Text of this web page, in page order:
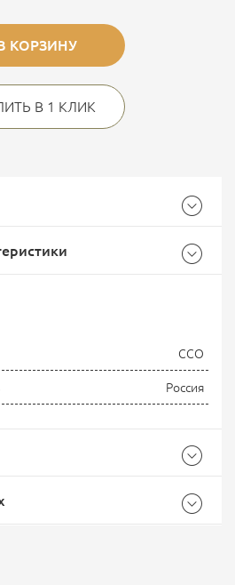
КОРЗИНУ
В 1 КЛИК
EMS Почта России
ССО
Россия